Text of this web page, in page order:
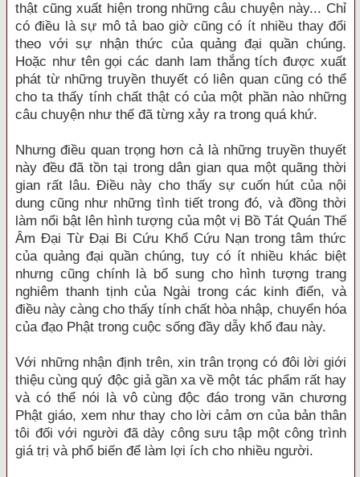
thật cũng xuất hiện trong những câu chuyện này... Chỉ
có điều là sự mô tả bao giờ cũng có ít nhiều thay đổi
theo với sự nhận thức của quảng đại quần chúng.
Hoặc như tên gọi các danh lam thắng tích được xuất
phát từ những truyền thuyết có liên quan cũng có thể
cho ta thấy tính chất thật có của một phần nào những
câu chuyện như thế đã từng xảy ra trong quá khứ.
Nhưng điều quan trọng hơn cả là những truyền thuyết
này đều đã tồn tại trong dân gian qua một quãng thời
gian rất lâu. Điều này cho thấy sự cuốn hút của nội
dung cũng như những tình tiết trong đó, và đồng thời
làm nổi bật lên hình tượng của một vị Bồ Tát Quán Thế
Âm Đại Từ Đại Bi Cứu Khổ Cứu Nạn trong tâm thức
của quảng đại quần chúng, tuy có ít nhiều khác biệt
nhưng cũng chính là bổ sung cho hình tượng trang
nghiêm thanh tịnh của Ngài trong các kinh điển, và
điều này càng cho thấy tính chất hòa nhập, chuyển hóa
của đạo Phật trong cuộc sống đầy dẫy khổ đau này.
Với những nhận định trên, xin trân trọng có đôi lời giới
thiệu cùng quý độc giả gần xa về một tác phẩm rất hay
và có thể nói là vô cùng độc đáo trong văn chương
Phật giáo, xem như thay cho lời cảm ơn của bản thân
tôi đối với người đã dày công sưu tập một công trình
giá trị và phổ biến để làm lợi ích cho nhiều người.